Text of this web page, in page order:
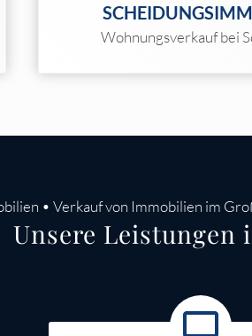
Wohnungsverkauf bei
• Verkauf von Immobilien im
Unsere Leistungen